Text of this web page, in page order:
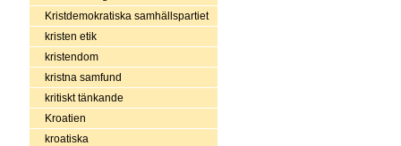
Kristdemokratiska samhällspartiet
kristen etik
kristendom
kristna samfund
kritiskt tänkande
Kroatien
kroatiska